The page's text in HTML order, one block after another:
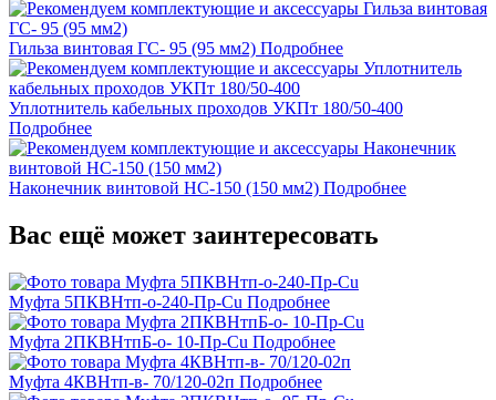
Гильза винтовая ГС- 95 (95 мм2) Подробнее
Уплотнитель кабельных проходов УКПт 180/50-400
Подробнее
Наконечник винтовой НС-150 (150 мм2) Подробнее
Вас ещё может заинтересовать
Муфта 5ПКВНтп-о-240-Пр-Cu Подробнее
Муфта 2ПКВНтпБ-о- 10-Пр-Cu Подробнее
Муфта 4КВНтп-в- 70/120-02п Подробнее